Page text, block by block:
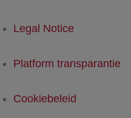
Legal Notice
Platform transparantie
Cookiebeleid